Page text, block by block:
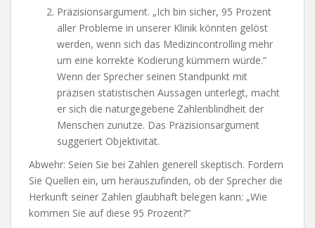
Präzisionsargument. „Ich bin sicher, 95 Prozent
aller Probleme in unserer Klinik könnten gelöst
werden, wenn sich das Medizincontrolling mehr
um eine korrekte Kodierung kümmern würde.“
Wenn der Sprecher seinen Standpunkt mit
präzisen statistischen Aussagen unterlegt, macht
er sich die naturgegebene Zahlenblindheit der
Menschen zunutze. Das Präzisionsargument
suggeriert Objektivität.
Abwehr: Seien Sie bei Zahlen generell skeptisch. Fordern
Sie Quellen ein, um herauszufinden, ob der Sprecher die
Herkunft seiner Zahlen glaubhaft belegen kann: „Wie
kommen Sie auf diese 95 Prozent?“